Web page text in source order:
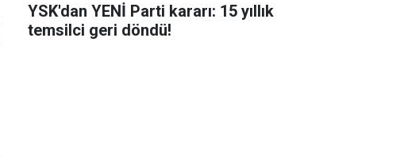
YSK'dan YENİ Parti kararı: 15 yıllık
temsilci geri döndü!